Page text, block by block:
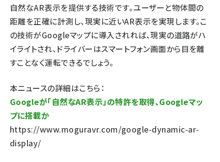
自然なAR表示を提供する技術です。ユーザーと物体間の
距離を正確に計測し、現実に近いAR表示を実現します。こ
の技術がGoogleマップに導入されれば、現実の道路がハ
イライトされ、ドライバーはスマートフォン画面から目を離
すことなく運転できるでしょう。
本ニュースの詳細はこちら：
Googleが「自然なAR表示」の特許を取得、Googleマッ
プに搭載か
https://www.moguravr.com/google-dynamic-ar-
display/